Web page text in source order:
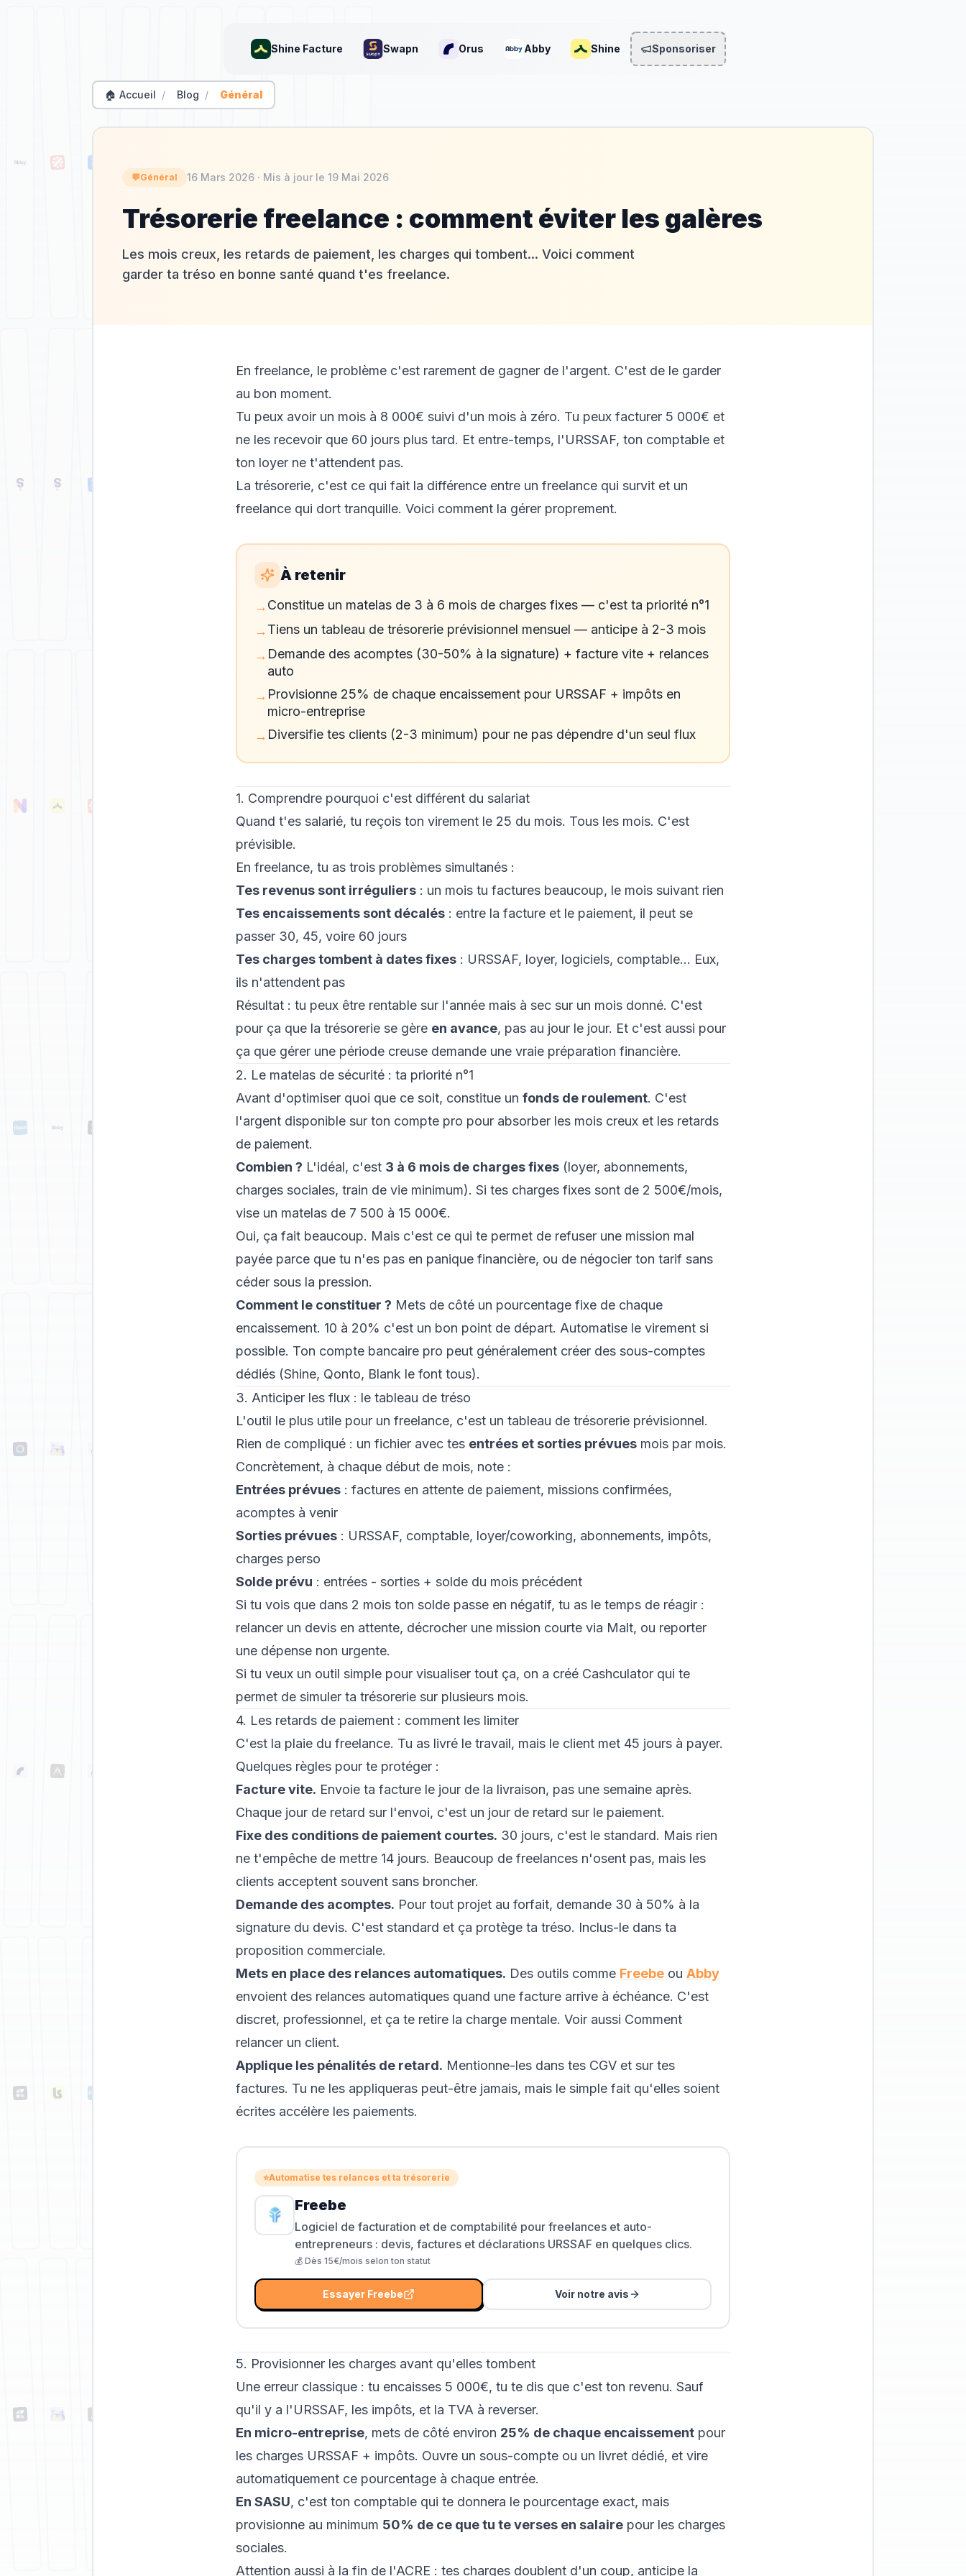
Shine Facture Swapn Orus Abby Shine Sponsoriser
🏠 Accueil / Blog / Général
💬Général 16 Mars 2026 · Mis à jour le 19 Mai 2026
Trésorerie freelance : comment éviter les galères
Les mois creux, les retards de paiement, les charges qui tombent... Voici comment
garder ta tréso en bonne santé quand t'es freelance.
En freelance, le problème c'est rarement de gagner de l'argent. C'est de le garder
au bon moment.
Tu peux avoir un mois à 8 000€ suivi d'un mois à zéro. Tu peux facturer 5 000€ et
ne les recevoir que 60 jours plus tard. Et entre-temps, l'URSSAF, ton comptable et
ton loyer ne t'attendent pas.
La trésorerie, c'est ce qui fait la différence entre un freelance qui survit et un
freelance qui dort tranquille. Voici comment la gérer proprement.
À retenir
→Constitue un matelas de 3 à 6 mois de charges fixes — c'est ta priorité n°1
→Tiens un tableau de trésorerie prévisionnel mensuel — anticipe à 2-3 mois
→ Demande des acomptes (30-50% à la signature) + facture vite + relances
auto
→ Provisionne 25% de chaque encaissement pour URSSAF + impôts en
micro-entreprise
→ Diversifie tes clients (2-3 minimum) pour ne pas dépendre d'un seul flux
1. Comprendre pourquoi c'est différent du salariat
Quand t'es salarié, tu reçois ton virement le 25 du mois. Tous les mois. C'est
prévisible.
En freelance, tu as trois problèmes simultanés :
Tes revenus sont irréguliers : un mois tu factures beaucoup, le mois suivant rien
Tes encaissements sont décalés : entre la facture et le paiement, il peut se
passer 30, 45, voire 60 jours
Tes charges tombent à dates fixes : URSSAF, loyer, logiciels, comptable... Eux,
ils n'attendent pas
Résultat : tu peux être rentable sur l'année mais à sec sur un mois donné. C'est
pour ça que la trésorerie se gère en avance, pas au jour le jour. Et c'est aussi pour
ça que gérer une période creuse demande une vraie préparation financière.
2. Le matelas de sécurité : ta priorité n°1
Avant d'optimiser quoi que ce soit, constitue un fonds de roulement. C'est
l'argent disponible sur ton compte pro pour absorber les mois creux et les retards
de paiement.
Combien ? L'idéal, c'est 3 à 6 mois de charges fixes (loyer, abonnements,
charges sociales, train de vie minimum). Si tes charges fixes sont de 2 500€/mois,
vise un matelas de 7 500 à 15 000€.
Oui, ça fait beaucoup. Mais c'est ce qui te permet de refuser une mission mal
payée parce que tu n'es pas en panique financière, ou de négocier ton tarif sans
céder sous la pression.
Comment le constituer ? Mets de côté un pourcentage fixe de chaque
encaissement. 10 à 20% c'est un bon point de départ. Automatise le virement si
possible. Ton compte bancaire pro peut généralement créer des sous-comptes
dédiés (Shine, Qonto, Blank le font tous).
3. Anticiper les flux : le tableau de tréso
L'outil le plus utile pour un freelance, c'est un tableau de trésorerie prévisionnel.
Rien de compliqué : un fichier avec tes entrées et sorties prévues mois par mois.
Concrètement, à chaque début de mois, note :
Entrées prévues : factures en attente de paiement, missions confirmées,
acomptes à venir
Sorties prévues : URSSAF, comptable, loyer/coworking, abonnements, impôts,
charges perso
Solde prévu : entrées - sorties + solde du mois précédent
Si tu vois que dans 2 mois ton solde passe en négatif, tu as le temps de réagir :
relancer un devis en attente, décrocher une mission courte via Malt, ou reporter
une dépense non urgente.
Si tu veux un outil simple pour visualiser tout ça, on a créé Cashculator qui te
permet de simuler ta trésorerie sur plusieurs mois.
4. Les retards de paiement : comment les limiter
C'est la plaie du freelance. Tu as livré le travail, mais le client met 45 jours à payer.
Quelques règles pour te protéger :
Facture vite. Envoie ta facture le jour de la livraison, pas une semaine après.
Chaque jour de retard sur l'envoi, c'est un jour de retard sur le paiement.
Fixe des conditions de paiement courtes. 30 jours, c'est le standard. Mais rien
ne t'empêche de mettre 14 jours. Beaucoup de freelances n'osent pas, mais les
clients acceptent souvent sans broncher.
Demande des acomptes. Pour tout projet au forfait, demande 30 à 50% à la
signature du devis. C'est standard et ça protège ta tréso. Inclus-le dans ta
proposition commerciale.
Mets en place des relances automatiques. Des outils comme Freebe ou Abby
envoient des relances automatiques quand une facture arrive à échéance. C'est
discret, professionnel, et ça te retire la charge mentale. Voir aussi Comment
relancer un client.
Applique les pénalités de retard. Mentionne-les dans tes CGV et sur tes
factures. Tu ne les appliqueras peut-être jamais, mais le simple fait qu'elles soient
écrites accélère les paiements.
⭐Automatise tes relances et ta trésorerie
Freebe
Logiciel de facturation et de comptabilité pour freelances et auto-
entrepreneurs : devis, factures et déclarations URSSAF en quelques clics.
💰 Dès 15€/mois selon ton statut
Essayer Freebe Voir notre avis
5. Provisionner les charges avant qu'elles tombent
Une erreur classique : tu encaisses 5 000€, tu te dis que c'est ton revenu. Sauf
qu'il y a l'URSSAF, les impôts, et la TVA à reverser.
En micro-entreprise, mets de côté environ 25% de chaque encaissement pour
les charges URSSAF + impôts. Ouvre un sous-compte ou un livret dédié, et vire
automatiquement ce pourcentage à chaque entrée.
En SASU, c'est ton comptable qui te donnera le pourcentage exact, mais
provisionne au minimum 50% de ce que tu te verses en salaire pour les charges
sociales.
Attention aussi à la fin de l'ACRE : tes charges doublent d'un coup, anticipe la